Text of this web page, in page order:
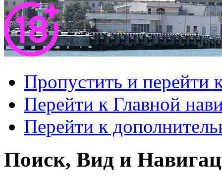
Пропустить и перейти
Перейти к Главной
Перейти к
Поиск, Вид и